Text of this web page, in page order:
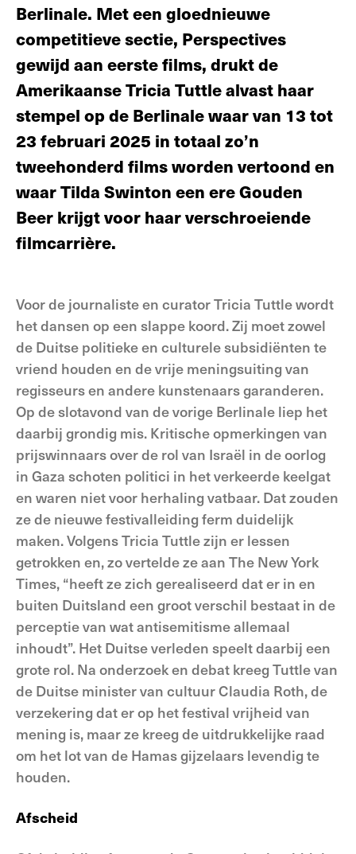
Berlinale. Met een gloednieuwe
competitieve sectie, Perspectives
gewijd aan eerste films, drukt de
Amerikaanse Tricia Tuttle alvast haar
stempel op de Berlinale waar van 13 tot
23 februari 2025 in totaal zo’n
tweehonderd films worden vertoond en
waar Tilda Swinton een ere Gouden
Beer krijgt voor haar verschroeiende
filmcarrière.
Voor de journaliste en curator Tricia Tuttle wordt
het dansen op een slappe koord. Zij moet zowel
de Duitse politieke en culturele subsidiënten te
vriend houden en de vrije meningsuiting van
regisseurs en andere kunstenaars garanderen.
Op de slotavond van de vorige Berlinale liep het
daarbij grondig mis. Kritische opmerkingen van
prijswinnaars over de rol van Israël in de oorlog
in Gaza schoten politici in het verkeerde keelgat
en waren niet voor herhaling vatbaar. Dat zouden
ze de nieuwe festivalleiding ferm duidelijk
maken. Volgens Tricia Tuttle zijn er lessen
getrokken en, zo vertelde ze aan The New York
Times, “heeft ze zich gerealiseerd dat er in en
buiten Duitsland een groot verschil bestaat in de
perceptie van wat antisemitisme allemaal
inhoudt”. Het Duitse verleden speelt daarbij een
grote rol. Na onderzoek en debat kreeg Tuttle van
de Duitse minister van cultuur Claudia Roth, de
verzekering dat er op het festival vrijheid van
mening is, maar ze kreeg de uitdrukkelijke raad
om het lot van de Hamas gijzelaars levendig te
houden.
Afscheid